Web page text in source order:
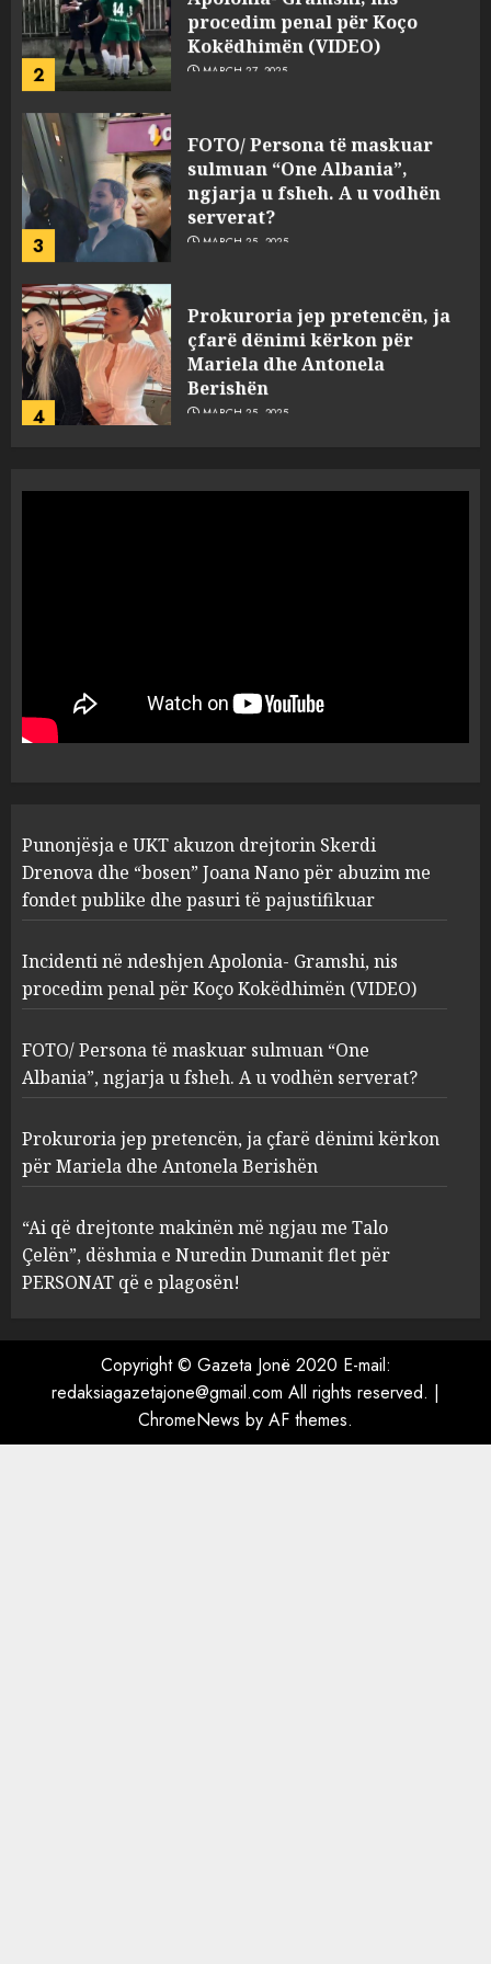
2
procedim penal për Koço
Kokëdhimën (VIDEO)
MARCH 27, 2025
3
FOTO/ Persona të maskuar
sulmuan “One Albania”,
ngjarja u fsheh. A u vodhën
serverat?
MARCH 25, 2025
4
Prokuroria jep pretencën, ja
çfarë dënimi kërkon për
Mariela dhe Antonela
Berishën
MARCH 25, 2025
1
“bosen” Joana Nano për
abuzim me fondet publike dhe
pasuri të pajustifikuar
2
Apolonia- Gramshi, nis
procedim penal për Koço
Kokëdhimën (VIDEO)
MARCH 27, 2025
3
FOTO/ Persona të maskuar
sulmuan “One Albania”,
ngjarja u fsheh. A u vodhën
serverat?
MARCH 25, 2025
4
Prokuroria jep pretencën, ja
çfarë dënimi kërkon për
Berishën
MARCH 25, 2025
ngjau me Talo Çelën”,
dëshmia e Nuredin Dumanit
flet për PERSONAT që e
plagosën!
Punonjësja e UKT akuzon drejtorin Skerdi
Drenova dhe “bosen” Joana Nano për abuzim me
fondet publike dhe pasuri të pajustifikuar
Incidenti në ndeshjen Apolonia- Gramshi, nis
procedim penal për Koço Kokëdhimën (VIDEO)
FOTO/ Persona të maskuar sulmuan “One
Albania”, ngjarja u fsheh. A u vodhën serverat?
Prokuroria jep pretencën, ja çfarë dënimi kërkon
për Mariela dhe Antonela Berishën
“Ai që drejtonte makinën më ngjau me Talo
Çelën”, dëshmia e Nuredin Dumanit flet për
PERSONAT që e plagosën!
Copyright © Gazeta Jonë 2020 E-mail:
redaksiagazetajone@gmail.com All rights reserved. |
ChromeNews by AF themes.